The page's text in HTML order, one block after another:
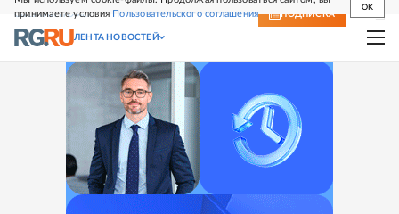
принимаете условия Пользовательского соглашения
OK
СВЕЖИЙ НОМЕР ПОДПИСКА
ЛЕНТА НОВОСТЕЙ